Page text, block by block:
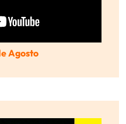
Agosto